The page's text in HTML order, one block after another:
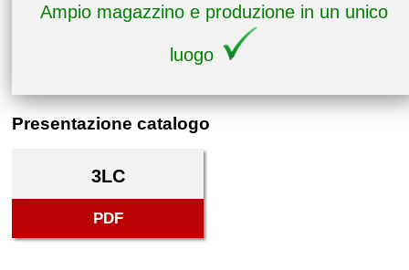
Ampio magazzino e produzione in un unico
luogo
Presentazione catalogo
3LC
PDF